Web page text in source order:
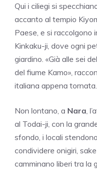
Qui i ciliegi si
accanto al tempio
Paese, e si raccolgono
Kinkaku-ji, dove ogni
giardino. «Già alle sei
del fiume Kamo»,
italiana appena tornata.
Non lontano, a Nara ,
al Todai-ji, con la
sfondo, i locali
condividere onigiri,
camminano liberi tra la